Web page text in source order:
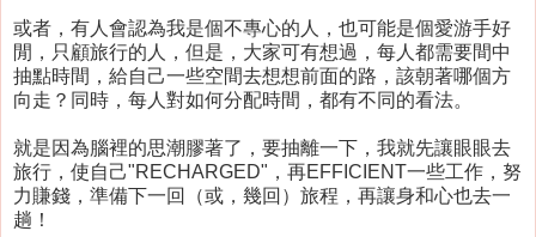
或者，有人會認為我是個不專心的人，也可能是個愛游手好
閒，只顧旅行的人，但是，大家可有想過，每人都需要間中
抽點時間，給自己一些空間去想想前面的路，該朝著哪個方
向走？同時，每人對如何分配時間，都有不同的看法。
就是因為腦裡的思潮膠著了，要抽離一下，我就先讓眼眼去
旅行，使自己"RECHARGED"，再EFFICIENT一些工作，努
力賺錢，準備下一回（或，幾回）旅程，再讓身和心也去一
趟！